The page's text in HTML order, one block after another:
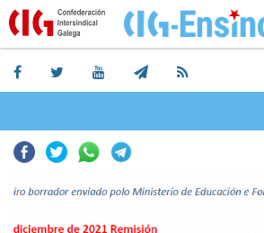
Facebook
TwitterWhatsapp